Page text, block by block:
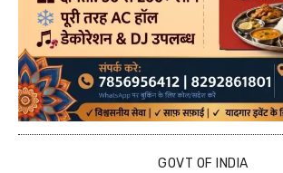
GOVT OF INDIA